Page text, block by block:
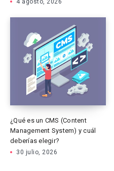
4 agosto, 2026
¿Qué es un CMS (Content
Management System) y cuál
deberías elegir?
30 julio, 2026